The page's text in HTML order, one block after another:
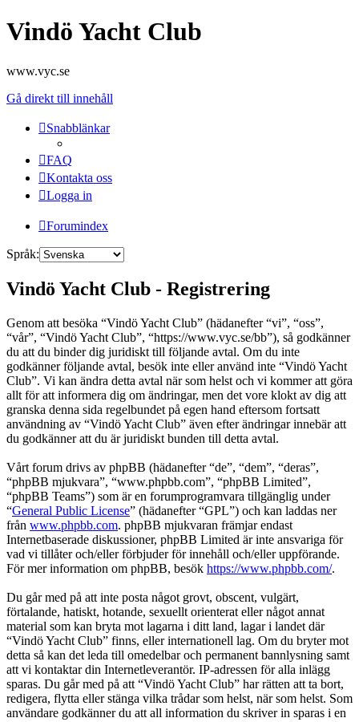
Vindö Yacht Club
www.vyc.se
Gå direkt till innehåll
Snabblänkar
FAQ
Kontakta oss
Logga in
Forumindex
Språk:
Vindö Yacht Club - Registrering
Genom att besöka “Vindö Yacht Club” (hädanefter “vi”, “oss”,
“vår”, “Vindö Yacht Club”, “https://www.vyc.se/bb”), så godkänner
du att du binder dig juridiskt till följande avtal. Om du inte
godkänner följande avtal, besök inte eller använd inte “Vindö Yacht
Club”. Vi kan ändra detta avtal när som helst och vi kommer att göra
allt för att informera dig om ändringar, men det vore klokt av dig att
granska denna sida regelbundet på egen hand eftersom fortsatt
användning av “Vindö Yacht Club” även efter ändringar innebär att
du godkänner att du är juridiskt bunden till detta avtal.
Vårt forum drivs av phpBB (hädanefter “de”, “dem”, “deras”,
“phpBB mjukvara”, “www.phpbb.com”, “phpBB Limited”,
“phpBB Teams”) som är en forumprogramvara tillgänglig under
“General Public License” (hädanefter “GPL”) och kan laddas ner
från www.phpbb.com. phpBB mjukvaran främjar endast
Internetbaserade diskussioner, phpBB Limited är inte ansvariga för
vad vi tillåter och/eller förbjuder för innehåll och/eller uppförande.
För mer information om phpBB, besök https://www.phpbb.com/.
Du går med på att inte posta något grovt, obscent, vulgärt,
förtalande, hatiskt, hotande, sexuellt orienterat eller något annat
material som kan bryta mot lagarna i ditt land, lagar i landet där
“Vindö Yacht Club” finns, eller internationell lag. Om du bryter mot
detta så kan det leda till omedelbar och permanent bannlysning samt
att vi kontaktar din Internetleverantör. IP-adressen för alla inlägg
sparas. Du går med på att “Vindö Yacht Club” har rätten att ta bort,
redigera, flytta eller stänga vilka trådar som helst, när som helst. Som
användare godkänner du att all information du skriver in sparas i en